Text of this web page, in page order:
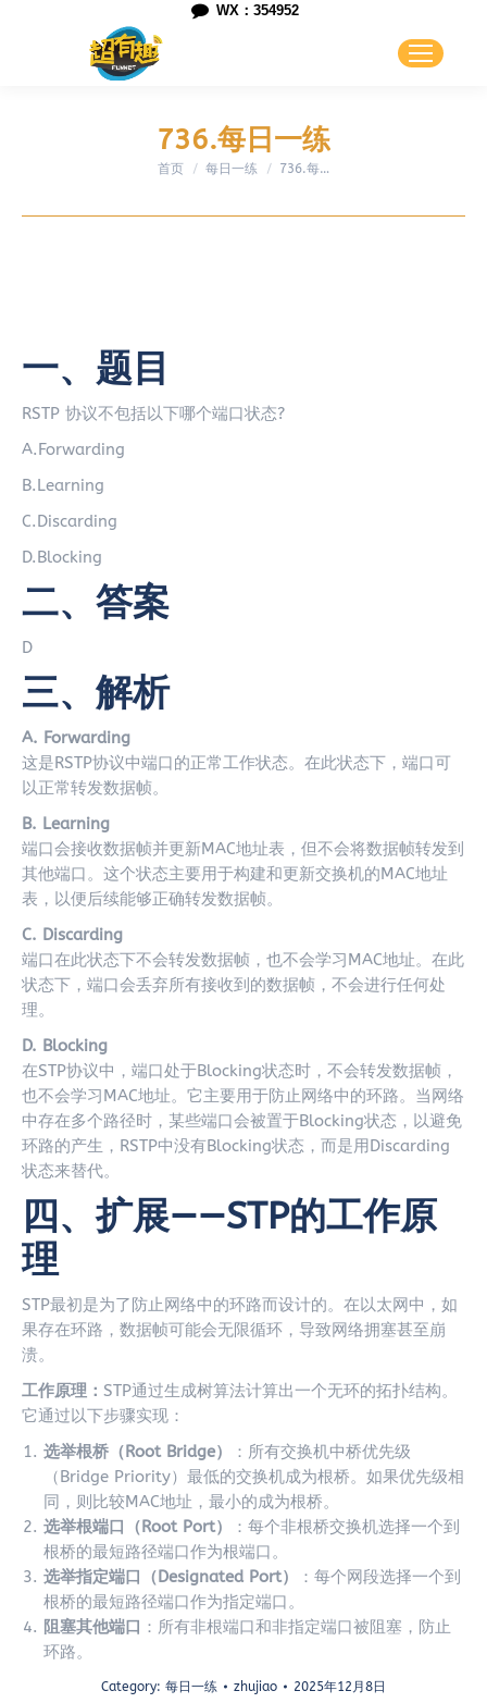
WX：354952
736.每日一练
您在这里：
首页 每日一练 736.每…
一、题目
RSTP 协议不包括以下哪个端口状态?
A.Forwarding
B.Learning
C.Discarding
D.Blocking
二、答案
D
三、解析
A. Forwarding
这是RSTP协议中端口的正常工作状态。在此状态下，端口可
以正常转发数据帧。
B. Learning
端口会接收数据帧并更新MAC地址表，但不会将数据帧转发到
其他端口。这个状态主要用于构建和更新交换机的MAC地址
表，以便后续能够正确转发数据帧。
C. Discarding
端口在此状态下不会转发数据帧，也不会学习MAC地址。在此
状态下，端口会丢弃所有接收到的数据帧，不会进行任何处
理。
D. Blocking
在STP协议中，端口处于Blocking状态时，不会转发数据帧，
也不会学习MAC地址。它主要用于防止网络中的环路。当网络
中存在多个路径时，某些端口会被置于Blocking状态，以避免
环路的产生，RSTP中没有Blocking状态，而是用Discarding
状态来替代。
四、扩展——STP的工作原
理
STP最初是为了防止网络中的环路而设计的。在以太网中，如
果存在环路，数据帧可能会无限循环，导致网络拥塞甚至崩
溃。
工作原理： STP通过生成树算法计算出一个无环的拓扑结构。
它通过以下步骤实现：
选举根桥（Root Bridge）
：所有交换机中桥优先级
（Bridge Priority）最低的交换机成为根桥。如果优先级相
同，则比较MAC地址，最小的成为根桥。
选举根端口（Root Port）
：每个非根桥交换机选择一个到
根桥的最短路径端口作为根端口。
选举指定端口（Designated Port）
：每个网段选择一个到
根桥的最短路径端口作为指定端口。
阻塞其他端口 ：所有非根端口和非指定端口被阻塞，防止
环路。
Category: 每日一练 zhujiao 2025年12月8日